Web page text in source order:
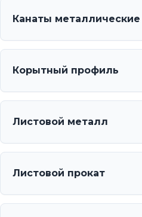
Канаты металлические
Корытный профиль
Листовой металл
Листовой прокат